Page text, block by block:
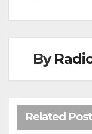
By
Related Post